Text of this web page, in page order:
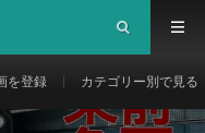
を登録 カテゴリー別で見る